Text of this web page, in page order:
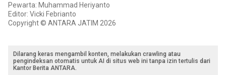
Pewarta: Muhammad Heriyanto
Editor: Vicki Febrianto
Copyright © ANTARA JATIM 2026
Dilarang keras mengambil konten, melakukan crawling atau
pengindeksan otomatis untuk AI di situs web ini tanpa izin tertulis dari
Kantor Berita ANTARA.